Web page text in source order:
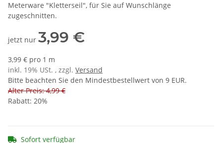
Meterware "Kletterseil", für Sie auf Wunschlänge
zugeschnitten.
jetzt nur 3,99 €
3,99 € pro 1 m
inkl. 19% USt. , zzgl. Versand
Bitte beachten Sie den Mindestbestellwert von 9 EUR.
Alter Preis: 4,99 €
Rabatt: 20%
Sofort verfügbar